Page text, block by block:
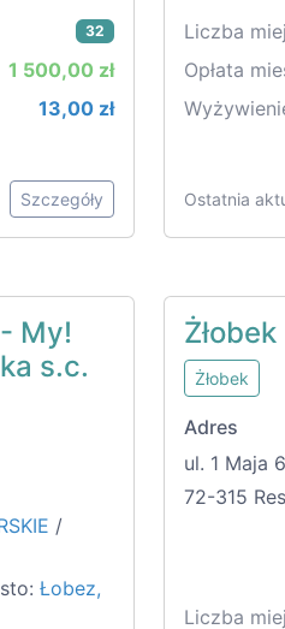
32
1 500,00 zł
13,00 zł
Szczegóły
Liczba
Opłata
Ostatnia
My!
s.c.
/
Łobez,
Żłobek
Adres
ul. 1 Maja 6
72-315
Liczba